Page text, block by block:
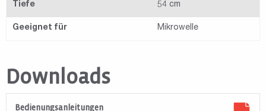
Tiefe 54 cm
Geeignet für Mikrowelle
Downloads
Bedienungsanleitungen